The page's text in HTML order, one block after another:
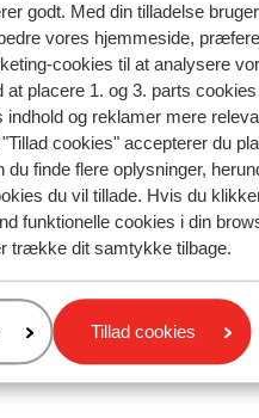
godt. Med din tilladelse
vores hjemmeside,
cookies til at analysere
at placere 1. og 3. parts
indhold og reklamer mere
cookies" accepterer du
du finde flere oplysninger,
du vil tillade. Hvis du
funktionelle cookies i din
trække dit samtykke tilbage.
Tillad cookies
- Kan jeg checke ind online?
- Kan jeg checke ind online?
spørgsmål
Air - Kan jeg checke ind
Kan jeg checke ind online?
- Kan jeg checke ind online?
Kan jeg checke ind online?